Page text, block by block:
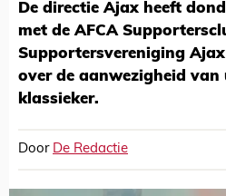
De directie Ajax heeft
met de AFCA
Supportersvereniging Ajax
over de aanwezigheid
klassieker.
Door De Redactie